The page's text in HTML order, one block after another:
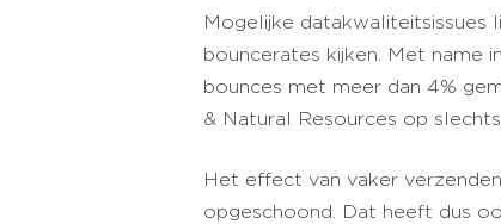
Mogelijke datakwaliteitsissues
bouncerates kijken. Met name
bounces met meer dan 4%
& Natural Resources op
Het effect van vaker
opgeschoond. Dat heeft dus